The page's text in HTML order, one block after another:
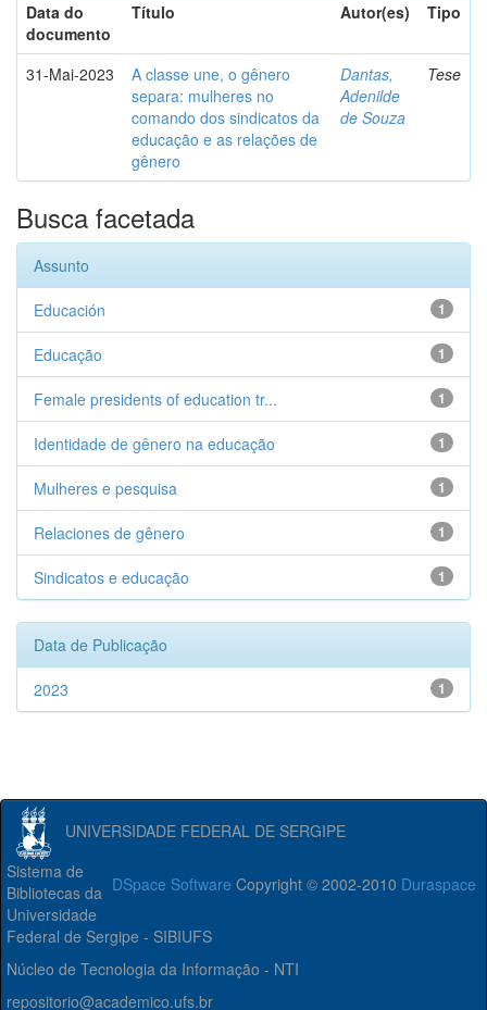
Data do
documento
Título Autor(es) Tipo
31-Mai-2023
A classe une, o gênero
separa: mulheres no
comando dos sindicatos da
educação e as relações de
gênero
Dantas,
Adenilde
de Souza
Tese
Busca facetada
Assunto
1
Educación
1
Educação
1
Female presidents of education tr...
1
Identidade de gênero na educação
1
Mulheres e pesquisa
1
Relaciones de gênero
1
Sindicatos e educação
Data de Publicação
1
2023
UNIVERSIDADE FEDERAL DE SERGIPE
DSpace Software Copyright © 2002-2010 Duraspace
Sistema de
Bibliotecas da
Universidade
Federal de Sergipe - SIBIUFS
Núcleo de Tecnologia da Informação - NTI
repositorio@academico.ufs.br